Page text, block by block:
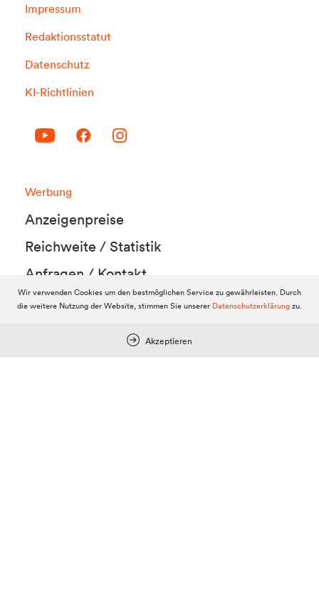
Impressum
Redaktionsstatut
Datenschutz
KI-Richtlinien
Werbung
Anzeigenpreise
Reichweite / Statistik
Anfragen / Kontakt
Wir verwenden Cookies um den bestmöglichen Service zu gewährleisten. Durch
die weitere Nutzung der Website, stimmen Sie unserer Datenschutzerklärungzu.
Akzeptieren